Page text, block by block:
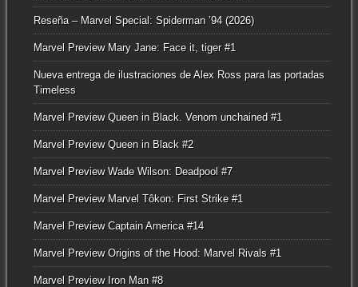
Reseña – Marvel Special: Spiderman ’94 (2026)
Marvel Preview Mary Jane: Face it, tiger #1
Nueva entrega de ilustraciones de Alex Ross para las portadas
Timeless
Marvel Preview Queen in Black. Venom unchained #1
Marvel Preview Queen in Black #2
Marvel Preview Wade Wilson: Deadpool #7
Marvel Preview Marvel Tôkon: First Strike #1
Marvel Preview Captain America #14
Marvel Preview Origins of the Hood: Marvel Rivals #1
Marvel Preview Iron Man #8